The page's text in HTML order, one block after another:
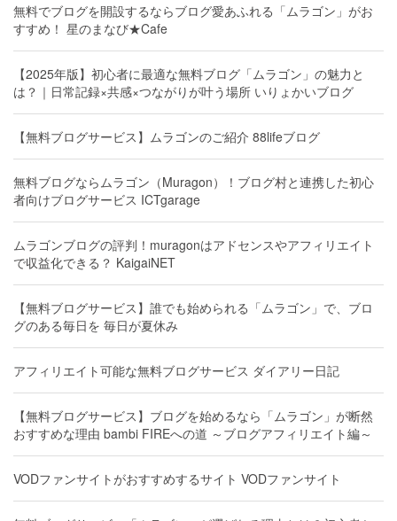
無料でブログを開設するならブログ愛あふれる「ムラゴン」がお
すすめ！ 星のまなび★Cafe
【2025年版】初心者に最適な無料ブログ「ムラゴン」の魅力と
は？｜日常記録×共感×つながりが叶う場所 いりょかいブログ
【無料ブログサービス】ムラゴンのご紹介 88lifeブログ
無料ブログならムラゴン（Muragon）！ブログ村と連携した初心
者向けブログサービス ICTgarage
ムラゴンブログの評判！muragonはアドセンスやアフィリエイト
で収益化できる？ KaigaiNET
【無料ブログサービス】誰でも始められる「ムラゴン」で、ブロ
グのある毎日を 毎日が夏休み
アフィリエイト可能な無料ブログサービス ダイアリー日記
【無料ブログサービス】ブログを始めるなら「ムラゴン」が断然
おすすめな理由 bambi FIREへの道 ～ブログアフィリエイト編～
VODファンサイトがおすすめするサイト VODファンサイト